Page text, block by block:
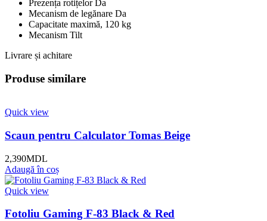
Prezența rotițelor Da
Mecanism de legănare Da
Capacitate maximă, 120 kg
Mecanism Tilt
Livrare și achitare
Produse similare
Quick view
Scaun pentru Calculator Tomas Beige
2,390MDL
Adaugă în coș
Quick view
Fotoliu Gaming F-83 Black & Red